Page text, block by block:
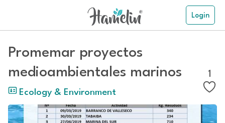
Login
Promemar proyectos
medioambientales marinos
Ecology & Environment
1